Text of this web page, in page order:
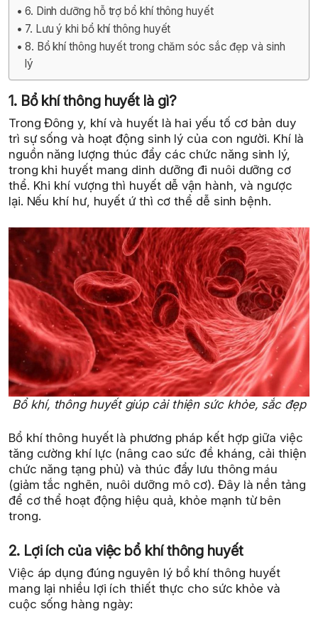
6. Dinh dưỡng hỗ trợ bổ khí thông huyết
7. Lưu ý khi bổ khí thông huyết
8. Bổ khí thông huyết trong chăm sóc sắc đẹp và sinh
lý
1. Bổ khí thông huyết là gì?
Trong Đông y, khí và huyết là hai yếu tố cơ bản duy
trì sự sống và hoạt động sinh lý của con người. Khí là
nguồn năng lượng thúc đẩy các chức năng sinh lý,
trong khi huyết mang dinh dưỡng đi nuôi dưỡng cơ
thể. Khi khí vượng thì huyết dễ vận hành, và ngược
lại. Nếu khí hư, huyết ứ thì cơ thể dễ sinh bệnh.
Bổ khí, thông huyết giúp cải thiện sức khỏe, sắc đẹp
Bổ khí thông huyết là phương pháp kết hợp giữa việc
tăng cường khí lực (nâng cao sức đề kháng, cải thiện
chức năng tạng phủ) và thúc đẩy lưu thông máu
(giảm tắc nghẽn, nuôi dưỡng mô cơ). Đây là nền tảng
để cơ thể hoạt động hiệu quả, khỏe mạnh từ bên
trong.
2. Lợi ích của việc bổ khí thông huyết
Việc áp dụng đúng nguyên lý bổ khí thông huyết
mang lại nhiều lợi ích thiết thực cho sức khỏe và
cuộc sống hàng ngày: